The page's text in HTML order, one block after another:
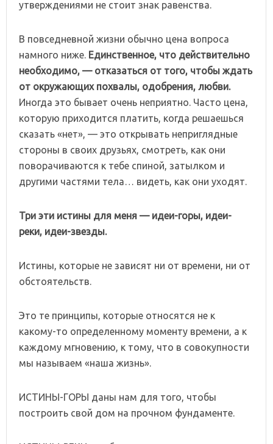
утверждениями не стоит знак равенства.
В повседневной жизни обычно цена вопроса
намного ниже. Единственное, что действительно
необходимо, — отказаться от того, чтобы ждать
от окружающих похвалы, одобрения, любви.
Иногда это бывает очень неприятно. Часто цена,
которую приходится платить, когда решаешься
сказать «нет», — это открывать неприглядные
стороны в своих друзьях, смотреть, как они
поворачиваются к тебе спиной, затылком и
другими частями тела… видеть, как они уходят.
Три эти истины для меня — идеи-горы, идеи-
реки, идеи-звезды.
Истины, которые не зависят ни от времени, ни от
обстоятельств.
Это те принципы, которые относятся не к
какому-то определенному моменту времени, а к
каждому мгновению, к тому, что в совокупности
мы называем «наша жизнь».
ИСТИНЫ-ГОРЫ даны нам для того, чтобы
построить свой дом на прочном фундаменте.